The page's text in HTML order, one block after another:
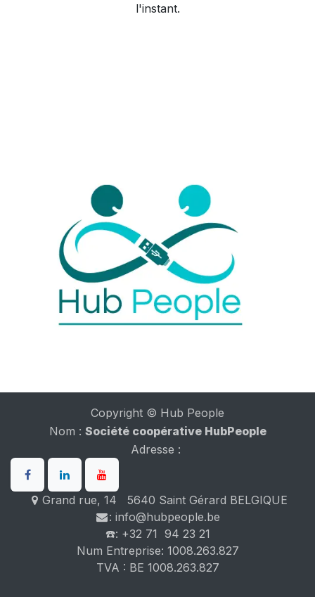
l'instant.
Copyright © Hub People
Nom : Société coopérative HubPeople
Adresse :
Grand rue, 14 5640 Saint Gérard BELGIQUE
: info@hubpeople.be
☎️: +32 71 94 23 21
Num Entreprise: 1008.263.827
TVA : BE 1008.263.827